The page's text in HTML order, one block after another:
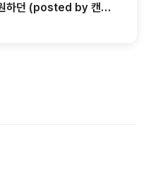
하던 (posted by 캔